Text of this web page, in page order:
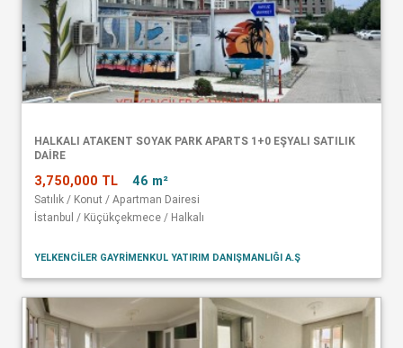
HALKALI ATAKENT SOYAK PARK APARTS 1+0 EŞYALI SATILIK
DAİRE
3,750,000 TL 46 m²
Satılık / Konut / Apartman Dairesi
İstanbul / Küçükçekmece / Halkalı
YELKENCİLER GAYRİMENKUL YATIRIM DANIŞMANLIĞI A.Ş